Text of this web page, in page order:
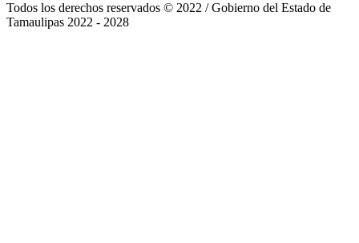
Todos los derechos reservados © 2022 /Gobierno del Estado de
Tamaulipas 2022 - 2028